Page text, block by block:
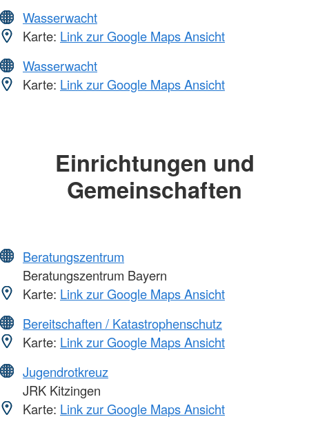
Wasserwacht
Karte: Link zur Google Maps Ansicht
Wasserwacht
Karte: Link zur Google Maps Ansicht
Einrichtungen und
Gemeinschaften
Beratungszentrum
Beratungszentrum Bayern
Karte: Link zur Google Maps Ansicht
Bereitschaften / Katastrophenschutz
Karte: Link zur Google Maps Ansicht
Jugendrotkreuz
JRK Kitzingen
Karte: Link zur Google Maps Ansicht